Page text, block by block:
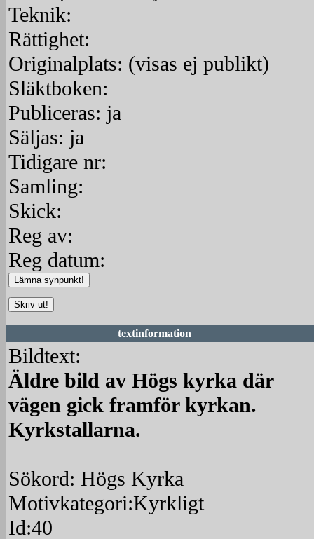
Teknik:
Rättighet:
Originalplats: (visas ej publikt)
Släktboken:
Publiceras: ja
Säljas: ja
Tidigare nr:
Samling:
Skick:
Reg av:
Reg datum:
textinformation
Bildtext:
Äldre bild av Högs kyrka där
vägen gick framför kyrkan.
Kyrkstallarna.
Sökord: Högs Kyrka
Motivkategori:Kyrkligt
Id:40